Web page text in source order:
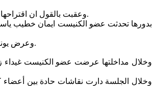
وعقبت بالقول ان اقتراحها لهذه الجلسة جاء على ضوء أحداث أيار وما شهدته البلدات المختلطة من احداث، خاصة ان هنالك احتياجات رئيسية يجب على الدولة ان تهتم بها في المدن المختلطة.
بدورها تحدثت عضو الكنيست ايمان خطيب
وعرض يونتان باز ممثل سلطة التطوير الاقتصادي معطيات عن الفجوات بين السكان العرب واليهود في المدن المختلطة إضافة الى شمل كل احتياجات العرب في هذه المدن.
وخلال مداخلتها عرضت عضو الكنيست غيداء
وخلال الجلسة دارت نقاشات حادة بين أعضاء